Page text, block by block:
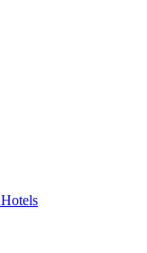
Hotels